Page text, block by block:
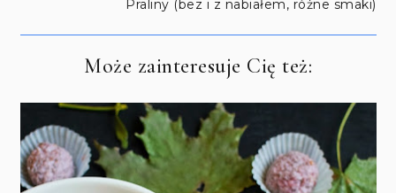
Praliny (bez i z nabiałem, różne smaki)
Może zainteresuje Cię też: